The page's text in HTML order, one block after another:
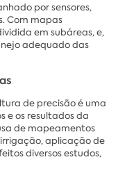
por sensores,
Com mapas
em subáreas, e,
adequado das
de precisão é uma
e os resultados da
de mapeamentos
aplicação de
diversos estudos,